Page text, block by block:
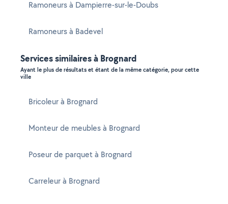
Ramoneurs à Dampierre-sur-le-Doubs
Ramoneurs à Badevel
Services similaires à Brognard
Ayant le plus de résultats et étant de la même catégorie, pour cette
ville
Bricoleur à Brognard
Monteur de meubles à Brognard
Poseur de parquet à Brognard
Carreleur à Brognard